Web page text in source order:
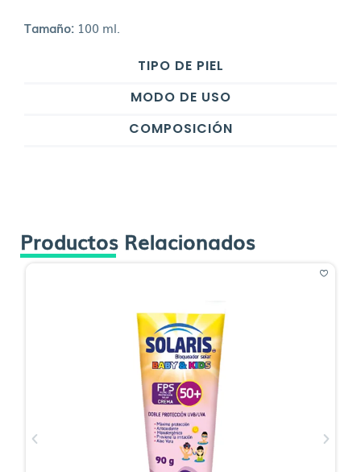
TIPO DE PIEL
MODO DE USO
COMPOSICIÓN
Tamaño: 100 ml.
Productos Relacionados